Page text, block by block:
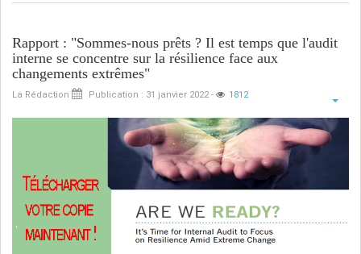
Rapport : "Sommes-nous prêts ? Il est temps que l'audit
interne se concentre sur la résilience face aux
changements extrêmes"
La Rédaction Publication : 31 janvier 2022 - 1812